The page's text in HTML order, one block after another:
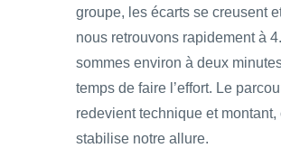
groupe, les écarts se creusent
nous retrouvons rapidement à
sommes environ à deux
temps de faire l’effort. Le
redevient technique et montant,
stabilise notre allure.